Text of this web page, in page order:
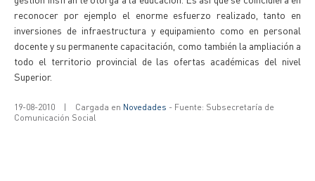
reconocer por ejemplo el enorme esfuerzo realizado, tanto en
inversiones de infraestructura y equipamiento como en personal
docente y su permanente capacitación, como también la ampliación a
todo el territorio provincial de las ofertas académicas del nivel
Superior.
19-08-2010 | Cargada en Novedades - Fuente: Subsecretaría de
Comunicación Social